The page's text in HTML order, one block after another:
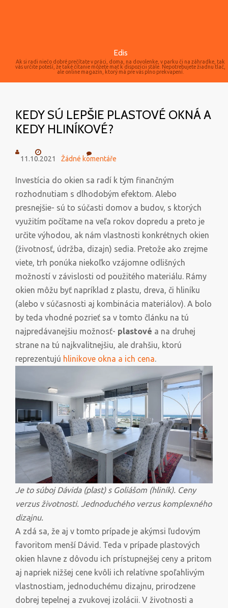
Edis
Ak si radi niečo dobré prečítate v práci, doma, na dovolenke, v parku či na záhradke, tak
vás určite poteší, že také čítanie môžete mať k dispozícii stále. Nepotrebujete žiadnu tlač,
ale online magazín, ktorý má pre vás plno prekvapení.
KEDY SÚ LEPŠIE PLASTOVÉ OKNÁ A
KEDY HLINÍKOVÉ?
11.10.2021 Žádné komentáře
Investícia do okien sa radí k tým finančným
rozhodnutiam s dlhodobým efektom. Alebo
presnejšie- sú to súčasti domov a budov, s ktorých
využitím počítame na veľa rokov dopredu a preto je
určite výhodou, ak nám vlastnosti konkrétnych okien
(životnosť, údržba, dizajn) sedia. Pretože ako zrejme
viete, trh ponúka niekoľko vzájomne odlišných
možností v závislosti od použitého materiálu. Rámy
okien môžu byť napríklad z plastu, dreva, či hliníku
(alebo v súčasnosti aj kombinácia materiálov). A bolo
by teda vhodné pozrieť sa v tomto článku na tú
najpredávanejšiu možnosť- plastové a na druhej
strane na tú najkvalitnejšiu, ale drahšiu, ktorú
reprezentujú hlinikove okna a ich cena.
Je to súboj Dávida (plast) s Goliášom (hliník). Ceny
verzus životnosti. Jednoduchého verzus komplexného
dizajnu.
A zdá sa, že aj v tomto prípade je akýmsi ľudovým
favoritom menší Dávid. Teda v prípade plastových
okien hlavne z dôvodu ich prístupnejšej ceny a pritom
aj napriek nižšej cene kvôli ich relatívne spoľahlivým
vlastnostiam, jednoduchému dizajnu, prirodzene
dobrej tepelnej a zvukovej izolácii. V životnosti a